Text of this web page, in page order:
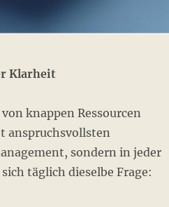
Klarheit
knappen Ressourcen
anspruchsvollsten
sondern in jeder
täglich dieselbe Frage: